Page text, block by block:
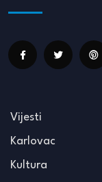
Vijesti
Karlovac
Kultura